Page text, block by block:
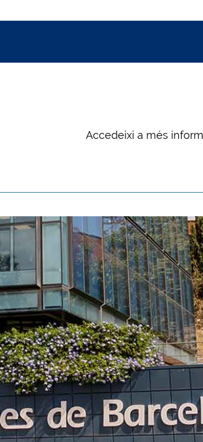
Accedeixi a més